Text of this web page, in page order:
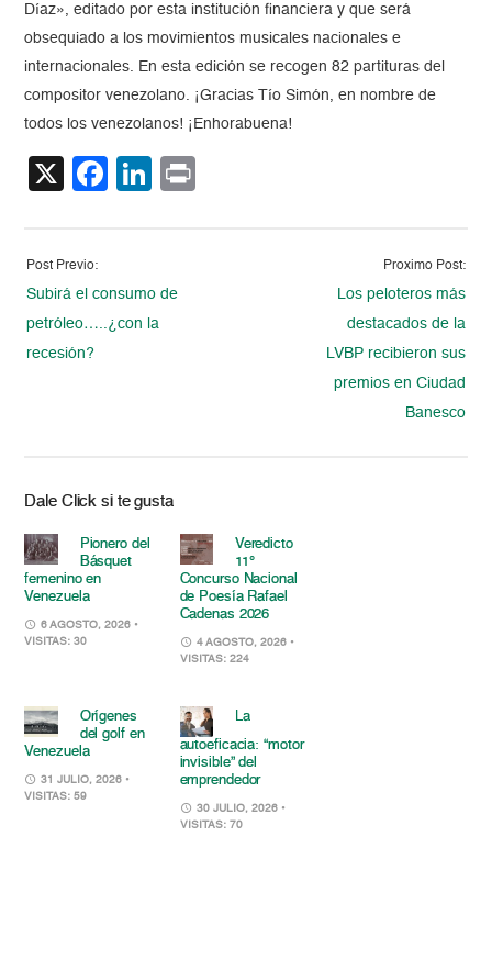
Díaz», editado por esta institución financiera y que será
obsequiado a los movimientos musicales nacionales e
internacionales. En esta edición se recogen 82 partituras del
compositor venezolano. ¡Gracias Tío Simón, en nombre de
todos los venezolanos! ¡Enhorabuena!
X Facebook
LinkedIn
Post Previo:
Subirá el consumo de
petróleo…..¿con la
recesión?
Proximo Post:
Los peloteros más
destacados de la
LVBP recibieron sus
premios en Ciudad
Banesco
Dale Click si te gusta
Pionero del
Básquet
femenino en
Venezuela
6 AGOSTO, 2026 •
VISITAS: 30
Veredicto
11°
Concurso Nacional
de Poesía Rafael
Cadenas 2026
4 AGOSTO, 2026 •
VISITAS: 224
Orígenes
del golf en
Venezuela
31 JULIO, 2026 •
VISITAS: 59
La
autoeficacia: “motor
invisible” del
emprendedor
30 JULIO, 2026 •
VISITAS: 70